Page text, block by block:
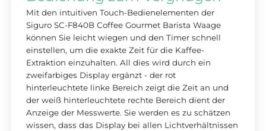
Mit den intuitiven Touch-Bedienelementen der
Siguro SC-F840B Coffee Gourmet Barista Waage
können Sie leicht wiegen und den Timer schnell
einstellen, um die exakte Zeit für die Kaffee-
Extraktion einzuhalten. All dies wird durch ein
zweifarbiges Display ergänzt - der rot
hinterleuchtete linke Bereich zeigt die Zeit an und
der weiß hinterleuchtete rechte Bereich dient der
Anzeige der Messwerte. Sie werden es zu schätzen
wissen, dass das Display bei allen Lichtverhältnissen